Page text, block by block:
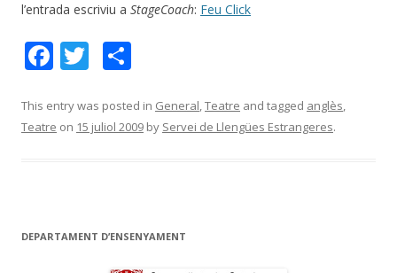
l’entrada escriviu a StageCoach: Feu Click
F
e
b
k
T
itt
er
m
p
ix
This entry was posted in General,Teatre and tagged anglès,
Teatre on 15 juliol 2009 by Servei de Llengües Estrangeres.
DEPARTAMENT D’ENSENYAMENT